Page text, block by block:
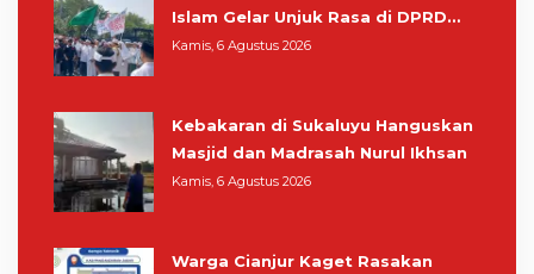
Islam Gelar Unjuk Rasa di DPRD
Cianjur
Kamis, 6 Agustus 2026
Kebakaran di Sukaluyu Hanguskan
Masjid dan Madrasah Nurul Ikhsan
Kamis, 6 Agustus 2026
Warga Cianjur Kaget Rasakan